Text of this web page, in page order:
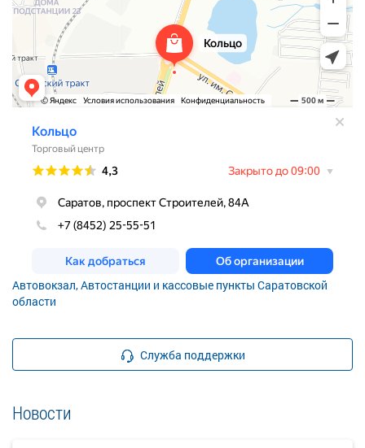
Автовокзал, Автостанции и кассовые пункты Саратовской
области
Служба поддержки
Новости